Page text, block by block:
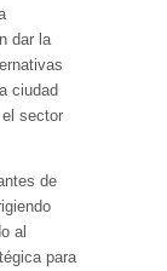
dar la
ciudad
sector
de
al
para